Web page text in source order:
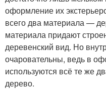
оформление их
всего два материала —
материала придают
деревенский вид. Но
очаровательны, ведь в
используются всё те же
дерево.